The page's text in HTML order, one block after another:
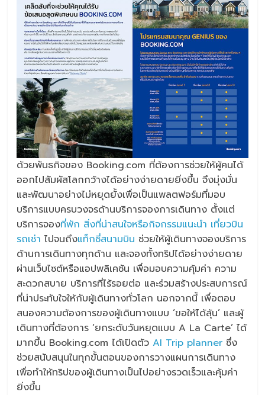
ด้วยพันธกิจของ Booking.com ที่ต้องการช่วยให้ผู้คนได้
ออกไปสัมผัสโลกกว้างได้อย่างง่ายดายยิ่งขึ้น จึงมุ่งมั่น
และพัฒนาอย่างไม่หยุดยั้งเพื่อเป็นแพลตฟอร์มที่มอบ
บริการแบบครบวงจรด้านบริการจองการเดินทาง ตั้งแต่
บริการจองที่พัก สิ่งที่น่าสนใจหรือกิจกรรมแนะนำ เที่ยวบิน
รถเช่า ไปจนถึงแท็กซี่สนามบิน ช่วยให้ผู้เดินทางจองบริการ
ด้านการเดินทางทุกด้าน และจองทั้งทริปได้อย่างง่ายดาย
ผ่านเว็บไซต์หรือแอปพลิเคชัน เพื่อมอบความคุ้มค่า ความ
สะดวกสบาย บริการที่ไร้รอยต่อ และร่วมสร้างประสบการณ์
ที่น่าประทับใจให้กับผู้เดินทางทั่วโลก นอกจากนี้ เพื่อตอบ
สนองความต้องการของผู้เดินทางแบบ ‘ขอให้ได้ลุ้น’ และผู้
เดินทางที่ต้องการ ‘ยกระดับวันหยุดแบบ A La Carte’ ได้
มากขึ้น Booking.com ได้เปิดตัว AI Trip planner ซึ่ง
ช่วยสนับสนุนในทุกขั้นตอนของการวางแผนการเดินทาง
เพื่อทำให้ทริปของผู้เดินทางเป็นไปอย่างรวดเร็วและคุ้มค่า
ยิ่งขึ้น